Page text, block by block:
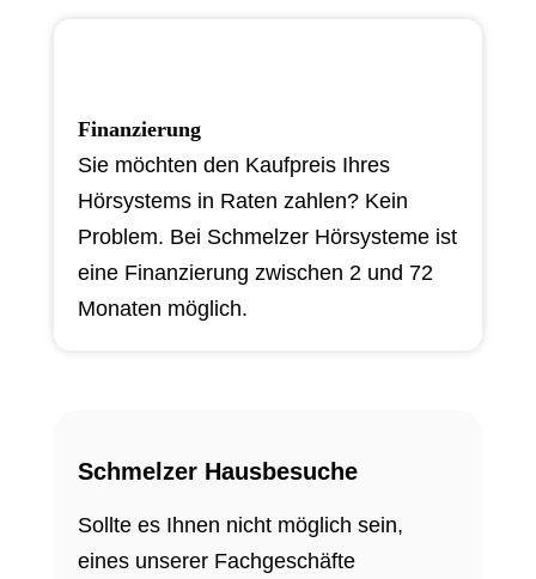
Finanzierung
Sie möchten den Kaufpreis Ihres
Hörsystems in Raten zahlen? Kein
Problem. Bei Schmelzer Hörsysteme ist
eine Finanzierung zwischen 2 und 72
Monaten möglich.
Schmelzer Hausbesuche
Sollte es Ihnen nicht möglich sein,
eines unserer Fachgeschäfte